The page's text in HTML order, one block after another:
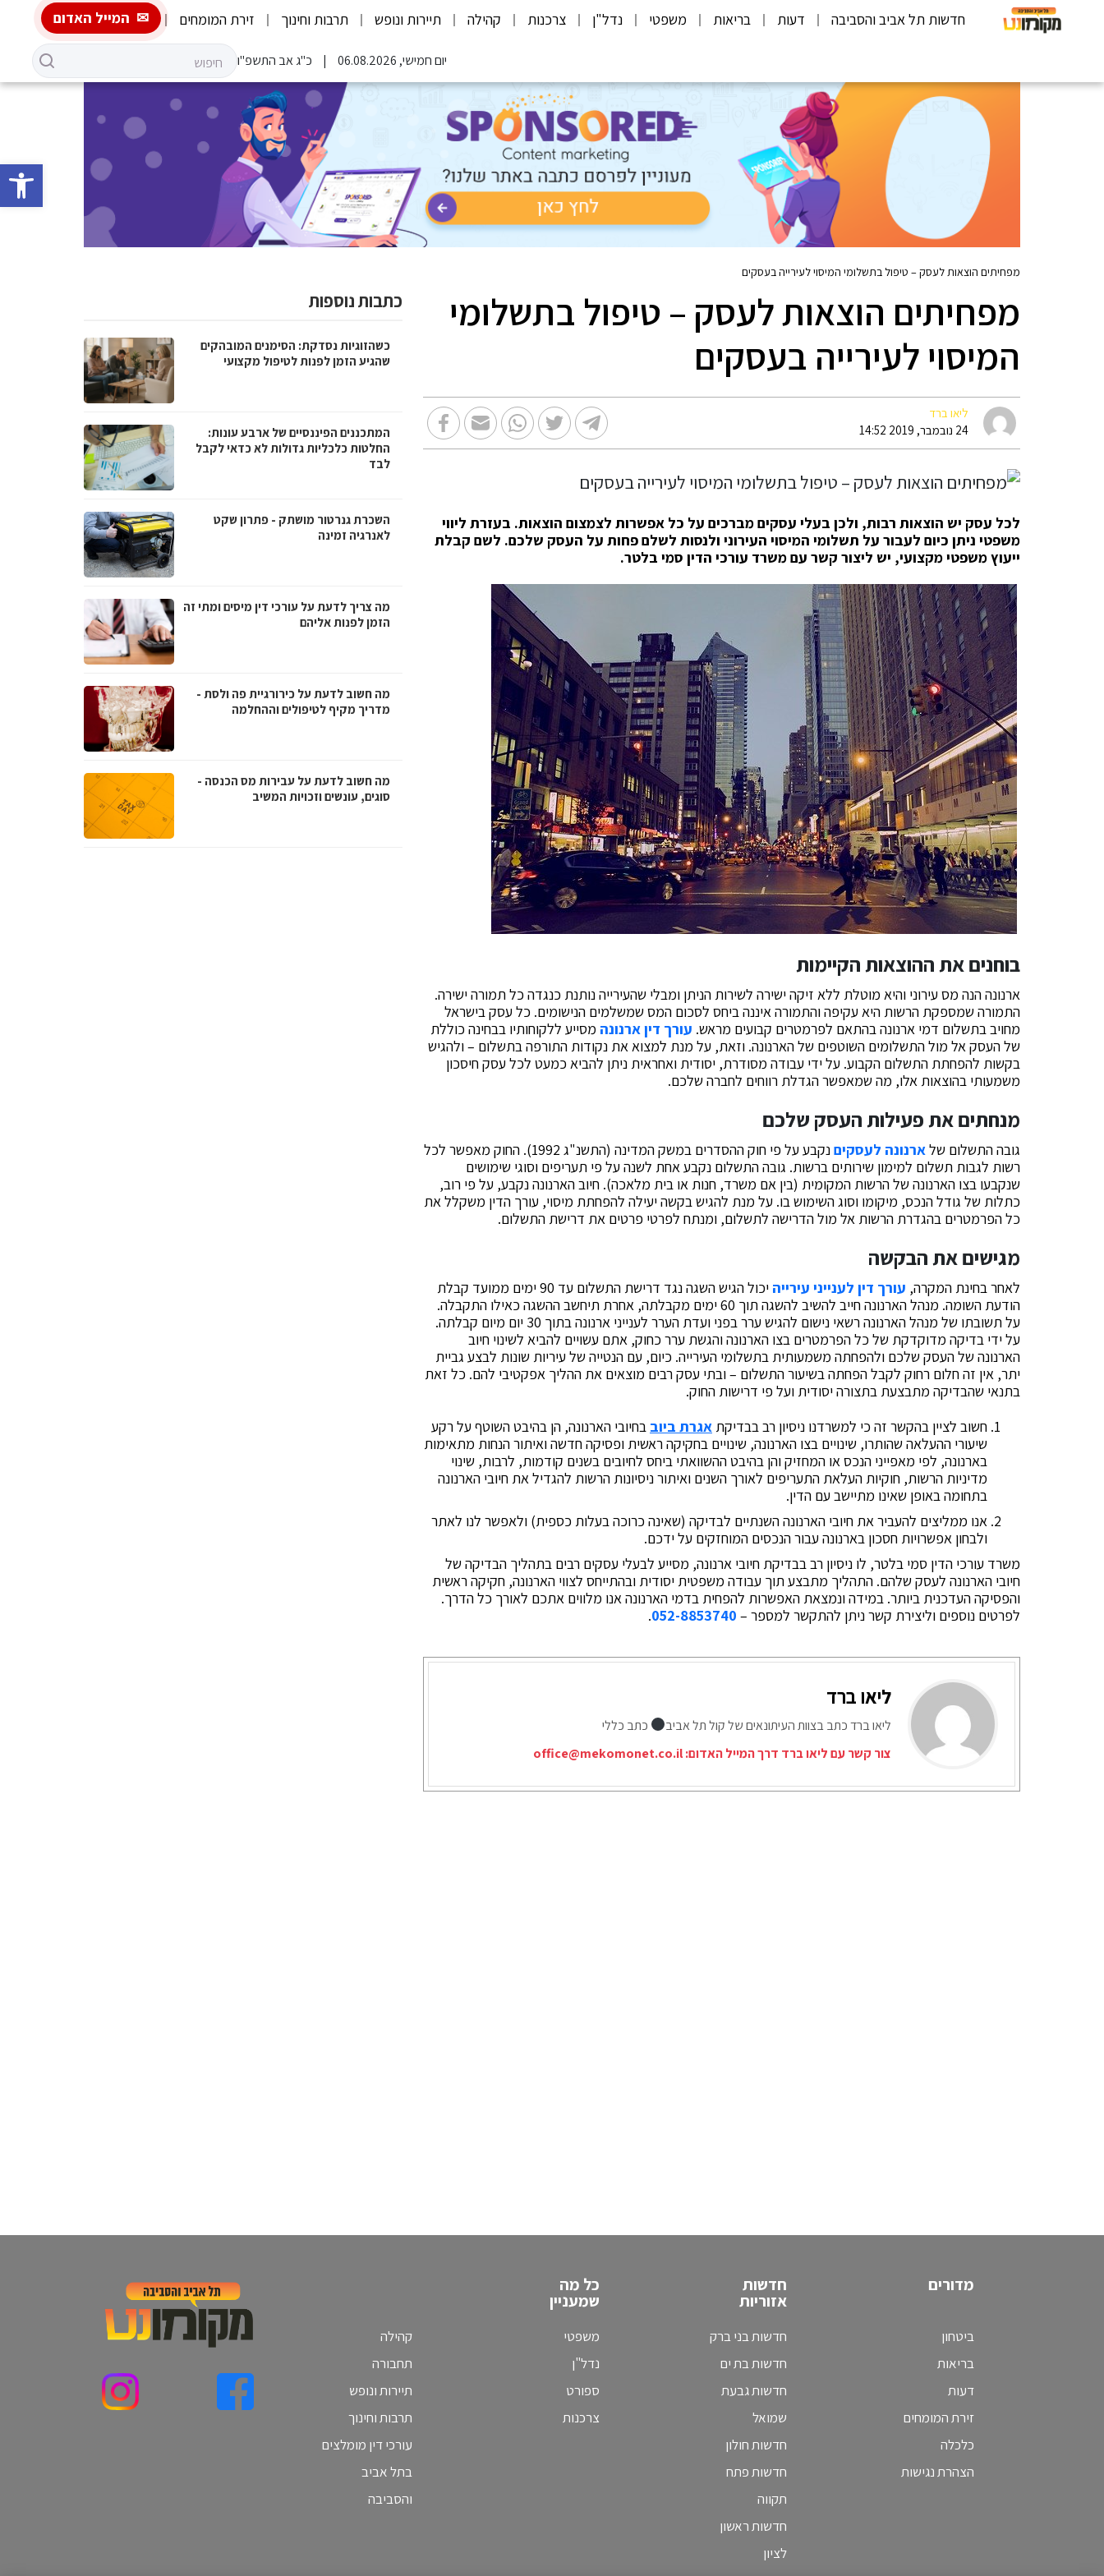
פתח
חדשות תל אביב והסביבה דעות בריאות משפטי נדל"ן צרכנות קהילה תיירות ונופש תרבות וחינוך זירת המומחים המייל האדום
יום חמישי, 06.08.2026 כ"ג אב התשפ"ו
מפחיתים הוצאות לעסק – טיפול בתשלומי המיסוי לעירייה בעסקים
מפחיתים הוצאות לעסק – טיפול בתשלומי
המיסוי לעירייה בעסקים
ליאו ברד
24 נובמבר, 2019 14:52
לכל עסק יש הוצאות רבות, ולכן בעלי עסקים מברכים על כל אפשרות לצמצום הוצאות. בעזרת ליווי
משפטי ניתן כיום לעבור על תשלומי המיסוי העירוני ולנסות לשלם פחות על העסק שלכם. לשם קבלת
ייעוץ משפטי מקצועי, יש ליצור קשר עם משרד עורכי הדין סמי בלטר.
בוחנים את ההוצאות הקיימות
ארנונה הנה מס עירוני והיא מוטלת ללא זיקה ישירה לשירות הניתן ומבלי שהעירייה נותנת כנגדה כל תמורה ישירה.
התמורה שמספקת הרשות היא עקיפה והתמורה איננה ביחס לסכום המס שמשלמים הנישומים. כל עסק בישראל
מחויב בתשלום דמי ארנונה בהתאם לפרמטרים קבועים מראש. עורך דין ארנונה מסייע ללקוחותיו בבחינה כוללת
של העסק אל מול התשלומים השוטפים של הארנונה. וזאת, על מנת למצוא את נקודות התורפה בתשלום – ולהגיש
בקשות להפחתת התשלום הקבוע. על ידי עבודה מסודרת, יסודית ואחראית ניתן להביא כמעט לכל עסק חיסכון
משמעותי בהוצאות אלו, מה שמאפשר הגדלת רווחים לחברה שלכם.
מנחתים את פעילות העסק שלכם
גובה התשלום שלארנונה לעסקים
נקבע על פי חוק ההסדרים במשק המדינה (התשנ"ג 1992). החוק מאפשר לכל
רשות לגבות תשלום למימון שירותים ברשות. גובה התשלום נקבע אחת לשנה על פי תעריפים וסוגי שימושים
שנקבעו בצו הארנונה של הרשות המקומית (בין אם משרד, חנות או בית מלאכה). חיוב הארנונה נקבע, על פי רוב,
כתלות של גודל הנכס, מיקומו וסוג השימוש בו. על מנת להגיש בקשה יעילה להפחתת מיסוי, עורך הדין משקלל את
כל הפרמטרים בהגדרת הרשות אל מול הדרישה לתשלום, ומנתח לפרטי פרטים את דרישת התשלום.
מגישים את הבקשה
לאחר בחינת המקרה, עורך דין לענייני עירייה
יכול הגיש השגה נגד דרישת התשלום עד 90 ימים ממועד קבלת
הודעת השומה. מנהל הארנונה חייב להשיב להשגה תוך 60 ימים מקבלתה, אחרת תיחשב ההשגה כאילו התקבלה.
על תשובתו של מנהל הארנונה רשאי נישום להגיש ערר בפני ועדת הערר לענייני ארנונה בתוך 30 יום מיום קבלתה.
על ידי בדיקה מדוקדקת של כל הפרמטרים בצו הארנונה והגשת ערר כחוק, אתם עשויים להביא לשינוי חיוב
הארנונה של העסק שלכם ולהפחתה משמעותית בתשלומי העירייה. כיום, עם הנטייה של עיריות שונות לבצע גביית
יתר, אין זה חלום רחוק לקבל הפחתה בשיעור התשלום – ובתי עסק רבים מוצאים את ההליך אפקטיבי להם. כל זאת
בתנאי שהבדיקה מתבצעת בתצורה יסודית ועל פי דרישות החוק.
חשוב לציין בהקשר זה כי למשרדנו ניסיון רב בבדיקת אגרת ביוב בחיובי הארנונה, הן בהיבט השוטף על רקע
שיעורי ההעלאה שהותרו, שינויים בצו הארנונה, שינויים בחקיקה ראשית ופסיקה חדשה ואיתור הנחות מתאימות
בארנונה, לפי מאפייני הנכס או המחזיק והן בהיבט ההשוואתי ביחס לחיובים בשנים קודמות, לרבות, שינוי
מדיניות הרשות, חוקיות העלאת התעריפים לאורך השנים ואיתור ניסיונות הרשות להגדיל את חיובי הארנונה
בתחומה באופן שאינו מתיישב עם הדין.
אנו ממליצים להעביר את חיובי הארנונה השנתיים לבדיקה (שאינה כרוכה בעלות כספית) ולאפשר לנו לאתר
ולבחון אפשרויות חסכון בארנונה עבור הנכסים המוחזקים על ידכם.
משרד עורכי הדין סמי בלטר, לו ניסיון רב בבדיקת חיובי ארנונה, מסייע לבעלי עסקים רבים בתהליך הבדיקה של
חיובי הארנונה לעסק שלהם. התהליך מתבצע תוך עבודה משפטית יסודית ובהתייחס לצווי הארנונה, חקיקה ראשית
והפסיקה העדכנית ביותר. במידה ונמצאת האפשרות להפחית בדמי הארנונה אנו מלווים אתכם לאורך כל הדרך.
לפרטים נוספים וליצירת קשר ניתן להתקשר למספר – 052-8853740
.
ליאו ברד
ליאו ברד כתב בצוות העיתונאים של קול תל אביב
כתב כללי
צור קשר עם ליאו ברד דרך המייל האדום:office@mekomonet.co.il
כתבות נוספות
כשהזוגיות נסדקת: הסימנים המובהקים
שהגיע הזמן לפנות לטיפול מקצועי
המתכננים הפיננסיים של ארבע עונות:
החלטות כלכליות גדולות לא כדאי לקבל
לבד
השכרת גנרטור מושתק - פתרון שקט
לאנרגיה זמינה
מה צריך לדעת על עורכי דין מיסים ומתי זה
הזמן לפנות אליהם
מה חשוב לדעת על כירורגיית פה ולסת -
מדריך מקיף לטיפולים וההחלמה
מה חשוב לדעת על עבירות מס הכנסה -
סוגים, עונשים וזכויות המשיב
מדורים
ביטחון
בריאות
דעות
זירת המומחים
כלכלה
הצהרת נגישות
חדשות
אזוריות
חדשות בני ברק
חדשות בת ים
חדשות גבעת
שמואל
חדשות חולון
חדשות פתח
תקווה
חדשות ראשון
לציון
כל מה
שמעניין
משפטי
נדל"ן
ספורט
צרכנות
קהילה
תחבורה
תיירות ונופש
תרבות וחינוך
עורכי דין מומלצים
בתל אביב
והסביבה